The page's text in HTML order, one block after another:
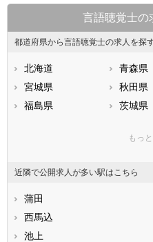
言語聴覚士の
都道府県から言語聴覚士の求人を探
北海道 青森県
宮城県
秋田県
福島県
茨城県
神奈川
石川県
福井県
静岡県
滋賀県
兵庫県
もっ
近隣で公開求人が多い駅はこちら
蒲田
西馬込
池上